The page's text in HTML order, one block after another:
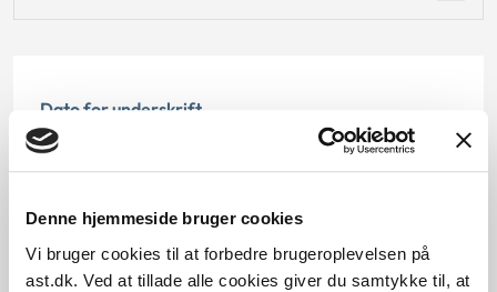
Denne hjemmeside bruger cookies
Vi bruger cookies til at forbedre brugeroplevelsen på
ast.dk. Ved at tillade alle cookies giver du samtykke til, at
Dato for underskrift
15.10.1996
Offentliggørelsesdato
12.07.2013